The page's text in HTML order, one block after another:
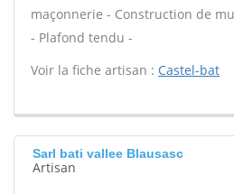
maçonnerie - Construction de
- Plafond tendu -
Voir la fiche artisan : Castel-bat
Sarl bati vallee Blausasc
Artisan